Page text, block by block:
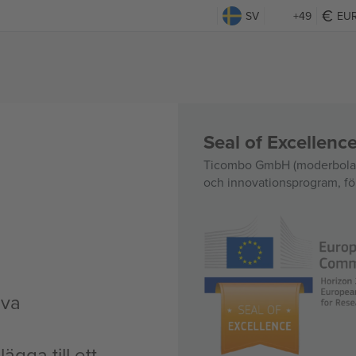
SV +49
Seal of
Ticombo GmbH
och innovationsprogram,